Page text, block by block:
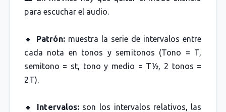
para escuchar el audio.
🔸 Patrón:muestra la serie de intervalos entre
cada nota en tonos y semitonos (Tono = T,
semitono = st, tono y medio = T½, 2 tonos =
2T).
🔸 Intervalos:son los intervalos relativos, las